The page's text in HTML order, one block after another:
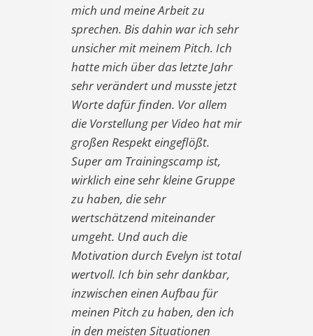
mich und meine Arbeit zu
sprechen. Bis dahin war ich sehr
unsicher mit meinem Pitch. Ich
hatte mich über das letzte Jahr
sehr verändert und musste jetzt
Worte dafür finden. Vor allem
die Vorstellung per Video hat mir
großen Respekt eingeflößt.
Super am Trainingscamp ist,
wirklich eine sehr kleine Gruppe
zu haben, die sehr
wertschätzend miteinander
umgeht. Und auch die
Motivation durch Evelyn ist total
wertvoll. Ich bin sehr dankbar,
inzwischen einen Aufbau für
meinen Pitch zu haben, den ich
in den meisten Situationen